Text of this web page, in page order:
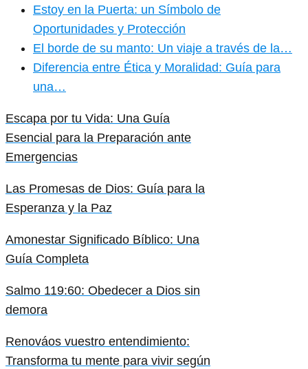
Estoy en la Puerta: un Símbolo de
Oportunidades y Protección
El borde de su manto: Un viaje a través de la…
Diferencia entre Ética y Moralidad: Guía para
una…
Escapa por tu Vida: Una Guía
Esencial para la Preparación ante
Emergencias
Las Promesas de Dios: Guía para la
Esperanza y la Paz
Amonestar Significado Bíblico: Una
Guía Completa
Salmo 119:60: Obedecer a Dios sin
demora
Renováos vuestro entendimiento:
Transforma tu mente para vivir según